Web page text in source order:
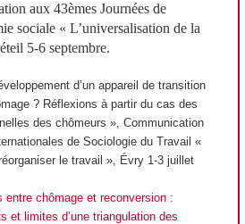
aux 43èmes Journées de
sociale « L’universalisation de la
5-6 septembre.
d’un appareil de transition
? Réflexions à partir du cas des
des chômeurs », Communication
de Sociologie du Travail «
le travail », Évry 1-3 juillet
entre chômage et reconversion :
et limites d’une triangulation des